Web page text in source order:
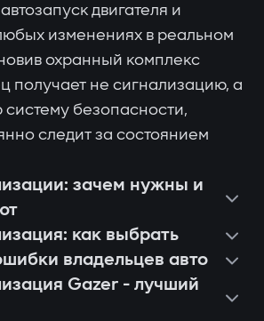
двигателя и
изменениях в реальном
охранный комплекс
получает не сигнализацию, а
безопасности,
следит за состоянием
зачем нужны и
как выбрать
владельцев авто
Gazer - лучший